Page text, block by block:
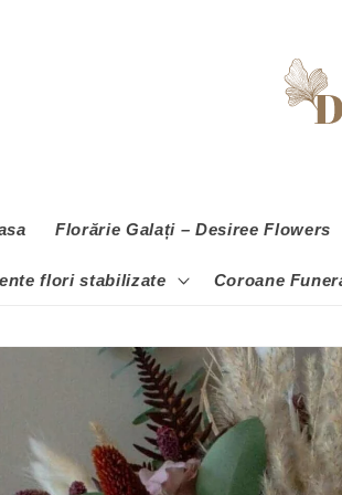
Florărie Galați – Desiree Flowers
flori stabilizate Coroane